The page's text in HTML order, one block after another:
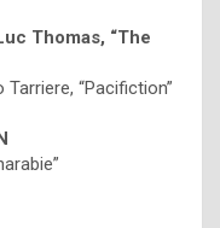
Thomas, “The
“Pacifiction”